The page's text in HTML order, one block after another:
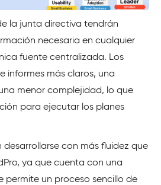
la junta directiva tendrán
necesaria en cualquier
fuente centralizada. Los
informes más claros, una
menor complejidad, lo que
para ejecutar los planes
desarrollarse con más fluidez que
ya que cuenta con una
permite un proceso sencillo de